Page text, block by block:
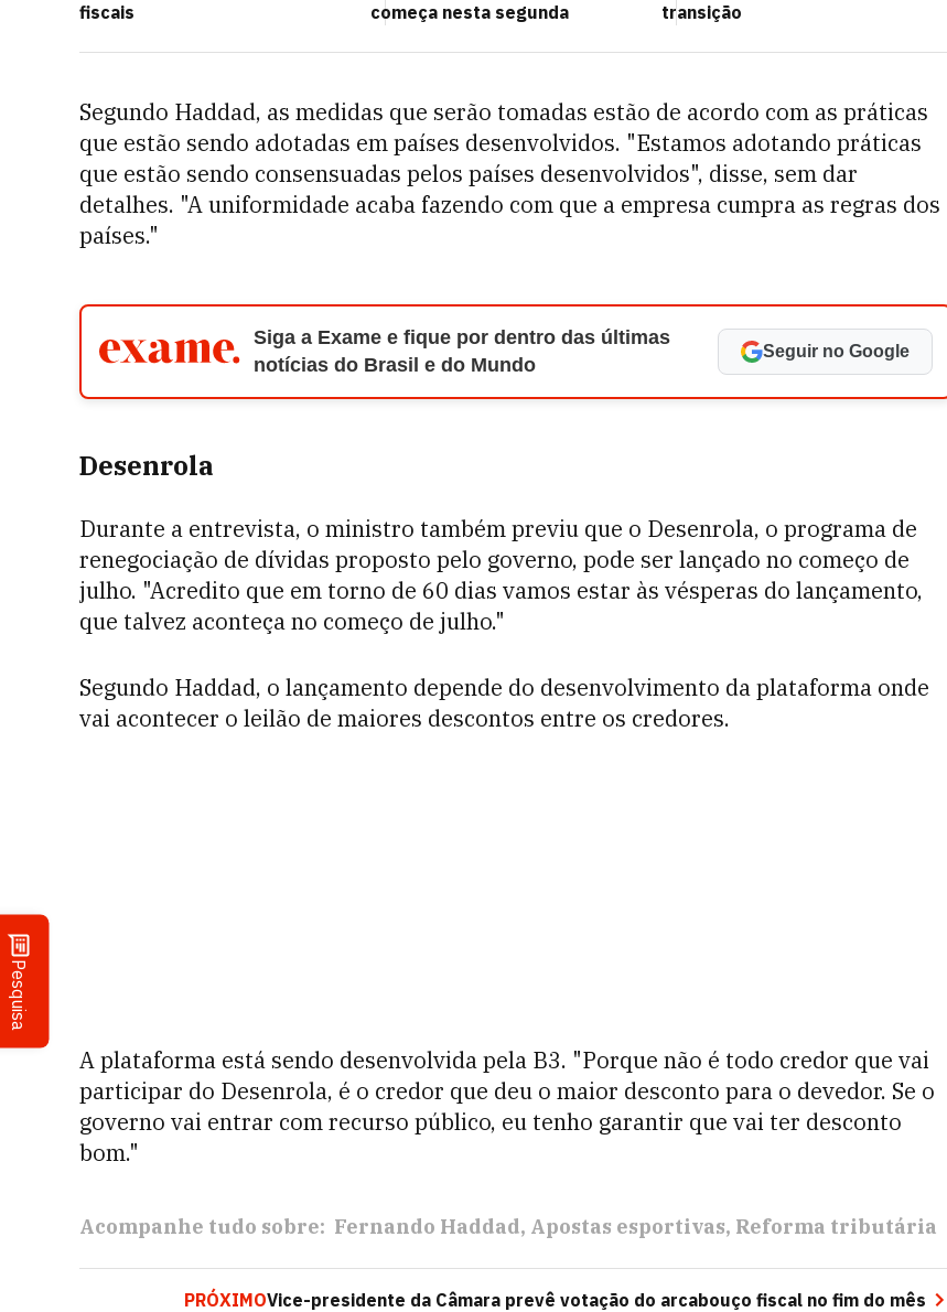
Pesquisa
fiscais
começa nesta segunda
transição
Segundo Haddad, as medidas que serão tomadas estão de acordo com as práticas
que estão sendo adotadas em países desenvolvidos. "Estamos adotando práticas
que estão sendo consensuadas pelos países desenvolvidos", disse, sem dar
detalhes. "A uniformidade acaba fazendo com que a empresa cumpra as regras dos
países."
Siga a Exame e fique por dentro das últimas
notícias do Brasil e do Mundo
Seguir no Google
Desenrola
Durante a entrevista, o ministro também previu que o Desenrola, o programa de
renegociação de dívidas proposto pelo governo, pode ser lançado no começo de
julho. "Acredito que em torno de 60 dias vamos estar às vésperas do lançamento,
que talvez aconteça no começo de julho."
Segundo Haddad, o lançamento depende do desenvolvimento da plataforma onde
vai acontecer o leilão de maiores descontos entre os credores.
A plataforma está sendo desenvolvida pela B3. "Porque não é todo credor que vai
participar do Desenrola, é o credor que deu o maior desconto para o devedor. Se o
governo vai entrar com recurso público, eu tenho garantir que vai ter desconto
bom."
Acompanhe tudo sobre: Fernando Haddad Apostas esportivas Reforma tributária
PRÓXIMOVice-presidente da Câmara prevê votação do arcabouço fiscal no fim do mês